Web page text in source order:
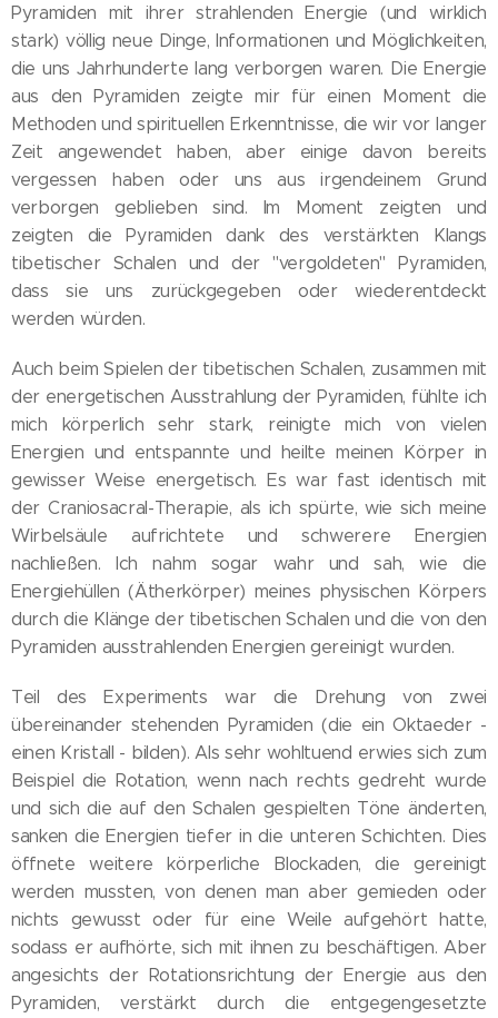
Pyramiden mit ihrer strahlenden Energie (und wirklich
stark) völlig neue Dinge, Informationen und Möglichkeiten,
die uns Jahrhunderte lang verborgen waren. Die Energie
aus den Pyramiden zeigte mir für einen Moment die
Methoden und spirituellen Erkenntnisse, die wir vor langer
Zeit angewendet haben, aber einige davon bereits
vergessen haben oder uns aus irgendeinem Grund
verborgen geblieben sind. Im Moment zeigten und
zeigten die Pyramiden dank des verstärkten Klangs
tibetischer Schalen und der "vergoldeten" Pyramiden,
dass sie uns zurückgegeben oder wiederentdeckt
werden würden.
Auch beim Spielen der tibetischen Schalen, zusammen mit
der energetischen Ausstrahlung der Pyramiden, fühlte ich
mich körperlich sehr stark, reinigte mich von vielen
Energien und entspannte und heilte meinen Körper in
gewisser Weise energetisch. Es war fast identisch mit
der Craniosacral-Therapie, als ich spürte, wie sich meine
Wirbelsäule aufrichtete und schwerere Energien
nachließen. Ich nahm sogar wahr und sah, wie die
Energiehüllen (Ätherkörper) meines physischen Körpers
durch die Klänge der tibetischen Schalen und die von den
Pyramiden ausstrahlenden Energien gereinigt wurden.
Teil des Experiments war die Drehung von zwei
übereinander stehenden Pyramiden (die ein Oktaeder -
einen Kristall - bilden). Als sehr wohltuend erwies sich zum
Beispiel die Rotation, wenn nach rechts gedreht wurde
und sich die auf den Schalen gespielten Töne änderten,
sanken die Energien tiefer in die unteren Schichten. Dies
öffnete weitere körperliche Blockaden, die gereinigt
werden mussten, von denen man aber gemieden oder
nichts gewusst oder für eine Weile aufgehört hatte,
sodass er aufhörte, sich mit ihnen zu beschäftigen. Aber
angesichts der Rotationsrichtung der Energie aus den
Pyramiden, verstärkt durch die entgegengesetzte